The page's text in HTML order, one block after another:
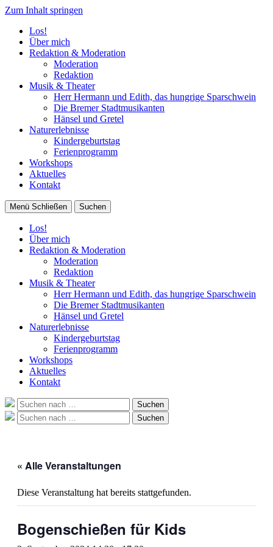
Zum Inhalt springen
Los!
Über mich
Redaktion & Moderation
Moderation
Redaktion
Musik & Theater
Herr Hermann und Edith, das hungrige Sparschwein
Die Bremer Stadtmusikanten
Hänsel und Gretel
Naturerlebnisse
Kindergeburtstag
Ferienprogramm
Workshops
Aktuelles
Kontakt
Menü Schließen Suchen
Los!
Über mich
Redaktion & Moderation
Moderation
Redaktion
Musik & Theater
Herr Hermann und Edith, das hungrige Sparschwein
Die Bremer Stadtmusikanten
Hänsel und Gretel
Naturerlebnisse
Kindergeburtstag
Ferienprogramm
Workshops
Aktuelles
Kontakt
Suche
nach:
Suchen
Suche
nach:
Suchen
« Alle Veranstaltungen
Diese Veranstaltung hat bereits stattgefunden.
Bogenschießen für Kids